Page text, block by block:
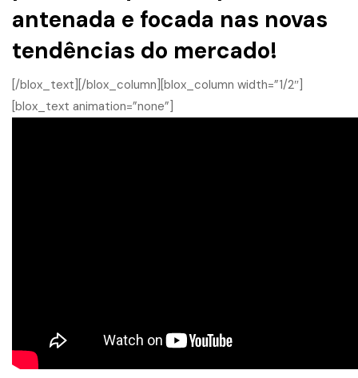
antenada e focada nas novas
tendências do mercado!
[/blox_text][/blox_column][blox_column width=”1/2″]
[blox_text animation=”none”]